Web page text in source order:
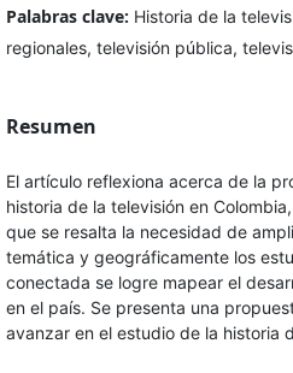
Palabras clave: Historia de la
regionales, televisión pública,
Resumen
El artículo reflexiona acerca de la
historia de la televisión en
que se resalta la necesidad de
temática y geográficamente los
conectada se logre mapear el
en el país. Se presenta una
avanzar en el estudio de la historia